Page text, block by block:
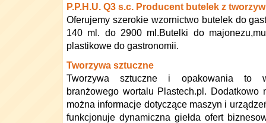
P.P.H.U. Q3 s.c. Producent butelek z
Oferujemy szerokie wzornictwo butelek do
140 ml. do 2900 ml.Butelki do
plastikowe do gastronomii.
Tworzywa sztuczne
Tworzywa sztuczne i opakowania to
branżowego wortalu Plastech.pl. Dodatkowo
można informacje dotyczące maszyn i
funkcjonuje dynamiczna giełda ofert